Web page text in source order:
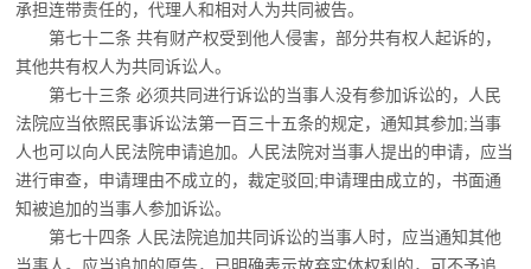
承担连带责任的，代理人和相对人为共同被告。
第七十二条 共有财产权受到他人侵害，部分共有权人起诉的，
其他共有权人为共同诉讼人。
第七十三条 必须共同进行诉讼的当事人没有参加诉讼的，人民
法院应当依照民事诉讼法第一百三十五条的规定，通知其参加;当事
人也可以向人民法院申请追加。人民法院对当事人提出的申请，应当
进行审查，申请理由不成立的，裁定驳回;申请理由成立的，书面通
知被追加的当事人参加诉讼。
第七十四条 人民法院追加共同诉讼的当事人时，应当通知其他